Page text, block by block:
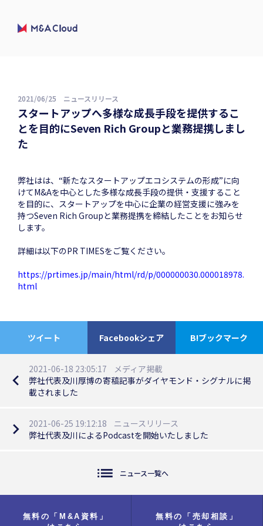
2021/06/25 ニュースリリース
スタートアップへ多様な成長手段を提供するこ
とを目的にSeven Rich Groupと業務提携しまし
た
弊社はは、“新たなスタートアップエコシステムの形成”に向
けてM&Aを中心とした多様な成長手段の提供・支援すること
を目的に、スタートアップを中心に企業の経営支援に強みを
持つSeven Rich Groupと業務提携を締結したことをお知らせ
します。
詳細は以下のPR TIMESをご覧ください。
https://prtimes.jp/main/html/rd/p/000000030.000018978.
html
ツイート Facebookシェア B!ブックマーク
navigate_before
2021-06-18 23:05:17
メディア掲載
弊社代表及川厚博の寄稿記事がダイヤモンド・シグナルに掲
載されました
list ニュース一覧へ
navigate_next 2021-06-25 19:12:18
ニュースリリース
弊社代表及川によるPodcastを開始いたしました
無料の「M&A資料」
無料の「売却相談」